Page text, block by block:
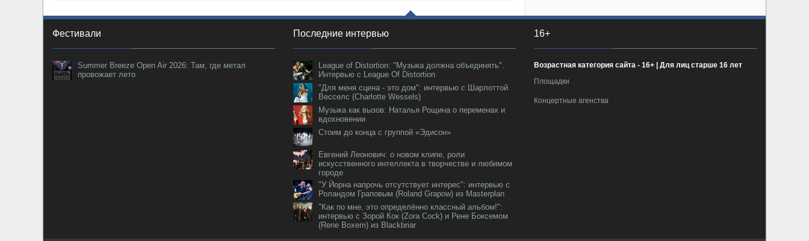
Фестивали
Summer Breeze Open Air 2026: Там, где метал
провожает лето
Последние интервью
League of Distortion: "Музыка должна объединять".
Интервью с League Of Distortion
"Для меня сцена - это дом": интервью с Шарлоттой
Весселс (Charlotte Wessels)
Музыка как вызов: Наталья Рощина о переменах и
вдохновении
Стоим до конца с группой «Эдисон»
Евгений Леонович: о новом клипе, роли
искусственного интеллекта в творчестве и любимом
городе
"У Йорна напрочь отсутствует интерес": интервью с
Роландом Граповым (Roland Grapow) из Masterplan
"Как по мне, это определённо классный альбом!":
интервью с Зорой Кок (Zora Cock) и Рене Боксемом
(Rene Boxem) из Blackbriar
16+
Возрастная категория сайта - 16+ | Для лиц старше 16 лет
Площадки
Концертные агенства